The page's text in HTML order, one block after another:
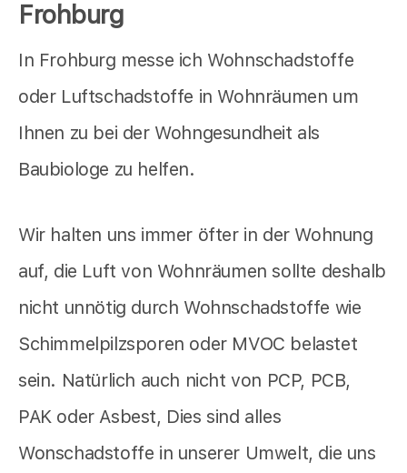
Frohburg
In Frohburg messe ich Wohnschadstoffe
oder Luftschadstoffe in Wohnräumen um
Ihnen zu bei der Wohngesundheit als
Baubiologe zu helfen.
Wir halten uns immer öfter in der Wohnung
auf, die Luft von Wohnräumen sollte deshalb
nicht unnötig durch Wohnschadstoffe wie
Schimmelpilzsporen oder MVOC belastet
sein. Natürlich auch nicht von PCP, PCB,
PAK oder Asbest, Dies sind alles
Wonschadstoffe in unserer Umwelt, die uns